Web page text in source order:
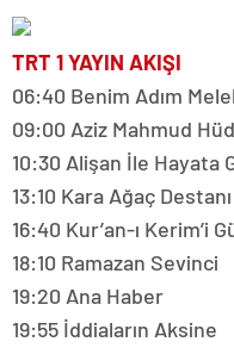
TRT 1 YAYIN AKIŞI
06:40 Benim Adım
09:00 Aziz Mahmud
10:30 Alişan İle Hayata
13:10 Kara Ağaç Destanı
16:40 Kur’an-ı Kerim’i
18:10 Ramazan Sevinci
19:20 Ana Haber
19:55 İddiaların Aksine